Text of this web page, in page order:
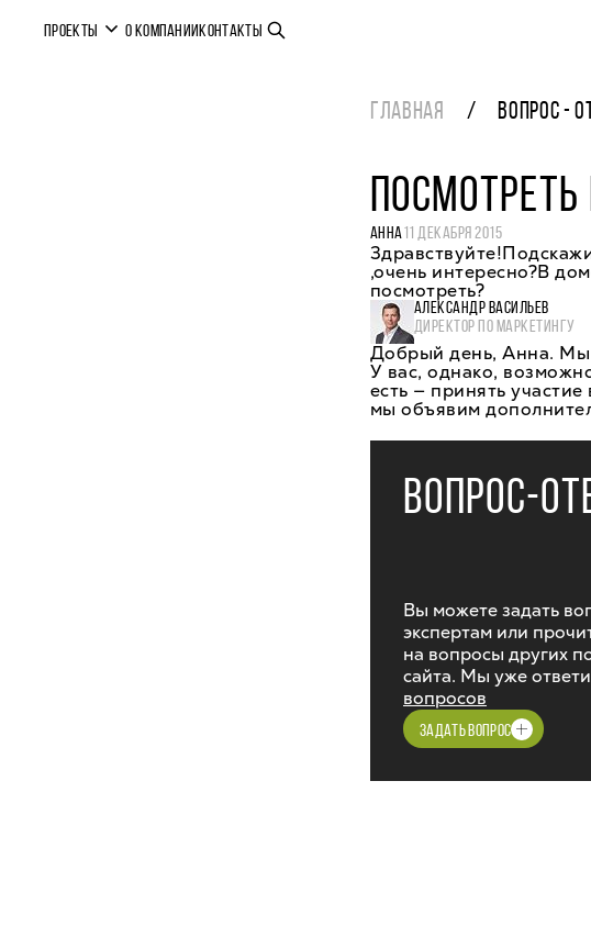
ПРОЕКТЫ О КОМПАНИИКОНТАКТЫ
ГЛАВНАЯ ВОПРОС -
АННА11 ДЕКАБРЯ 2015
,очень интересно?В
посмотреть?
АЛЕКСАНДР ВАСИЛЬЕВ
ДИРЕКТОР ПО МАРКЕТИНГУ
Добрый день, Анна. Мы
У вас, однако,
есть — принять
мы объявим
ВОПРОС-
Вы можете задать
экспертам или
на вопросы других
сайта. Мы уже
вопросов
ЗАДАТЬ ВОПРОС